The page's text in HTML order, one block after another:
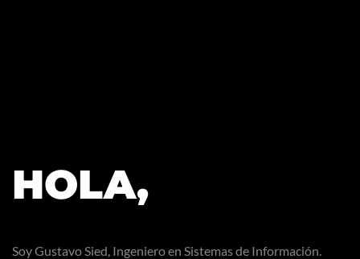
HOLA,
Soy Gustavo Sied, Ingeniero en Sistemas de Información.